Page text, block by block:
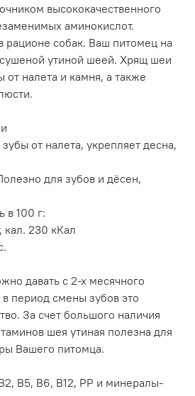
высококачественного
аминокислот.
рационе собак. Ваш питомец на
утиной шеей. Хрящ шеи
от налета и камня, а также
от налета, укрепляет десна,
для зубов и дёсен,
в 100 г:
кал. 230 кКал
давать с 2-х месячного
период смены зубов это
За счет большого наличия
шея утиная полезна для
Вашего питомца.
B5, B6, B12, PP и минералы-